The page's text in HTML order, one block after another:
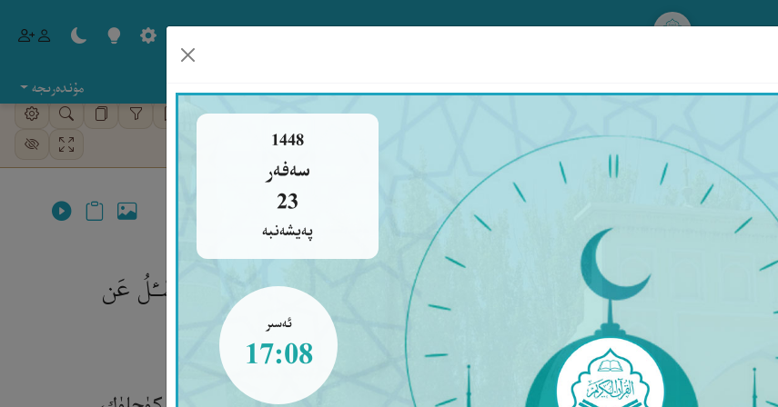
1448
سەفەر
23
پەيشەنبە
ئەسىر
17:08
مۇندەرىجە
تەرجىمە تەپسىر
كۈتۈپخانا ئېلىپبە
قَدْ أَهْلَكَ مِن قَبْلِهِۦ مِنَ ٱلْقُرُونِ مَنْ هُوَ أَشَدُّ مِنْهُ قُوَّةً وَأَكْثَرُ جَمْعًا ۚ وَلَا يُسْـَٔلُ عَن